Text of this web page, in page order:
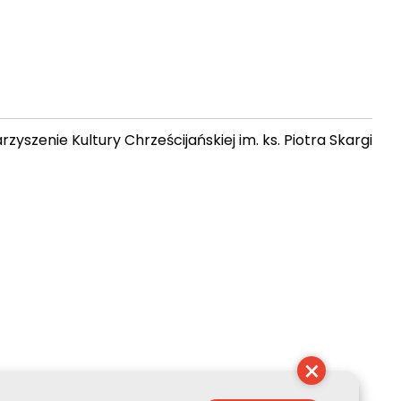
Kultury Chrześcijańskiej im. ks. Piotra Skargi
×